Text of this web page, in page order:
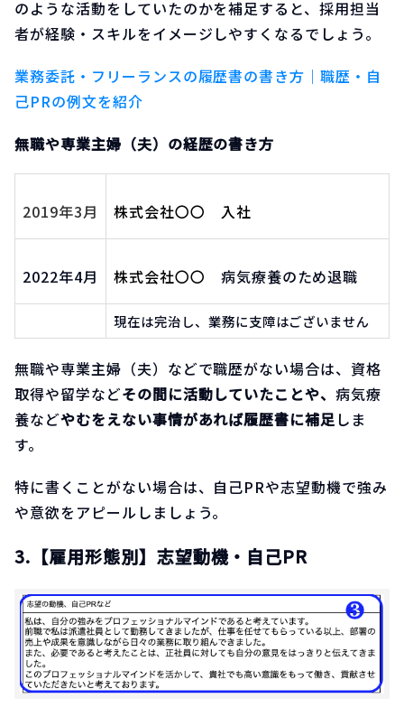
のような活動をしていたのかを補足すると、採用担当
者が経験・スキルをイメージしやすくなるでしょう。
業務委託・フリーランスの履歴書の書き方｜職歴・自
己PRの例文を紹介
無職や専業主婦（夫）の経歴の書き方
2019年3月 株式会社〇〇 入社
2022年4月 株式会社〇〇 病気療養のため退職
現在は完治し、業務に支障はございません
無職や専業主婦（夫）などで職歴がない場合は、資格
取得や留学などその間に活動していたことや、病気療
養などやむをえない事情があれば履歴書に補足 しま
す。
特に書くことがない場合は、自己PRや志望動機で強み
や意欲をアピールしましょう。
3.【雇用形態別】志望動機・自己PR